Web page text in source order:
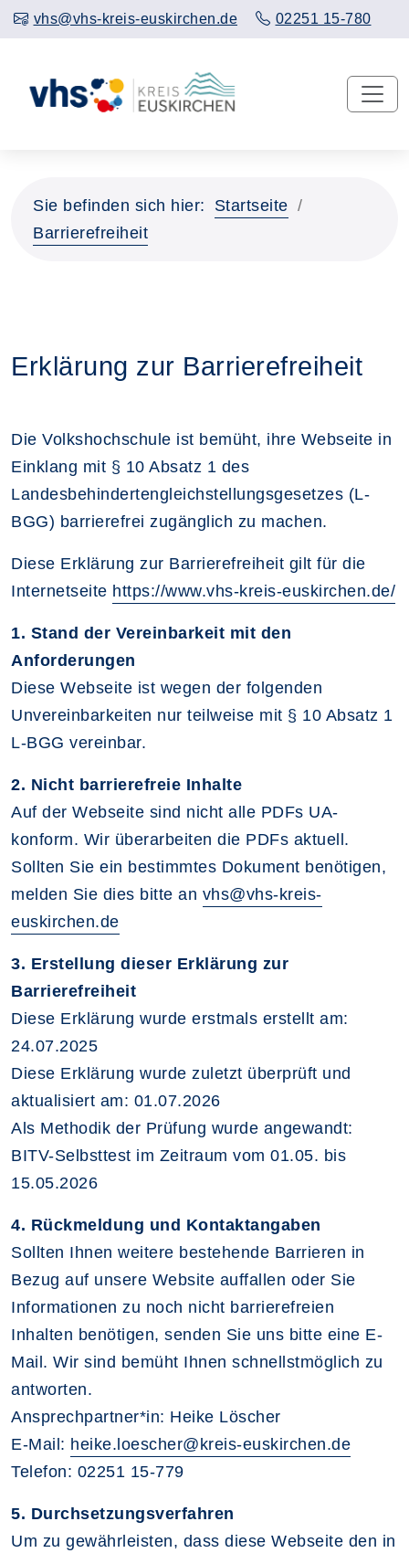
vhs@vhs-kreis-euskirchen.de 02251 15-780
Sie befinden sich hier:
Startseite
Barrierefreiheit
Erklärung zur Barrierefreiheit
Die Volkshochschule ist bemüht, ihre Webseite in
Einklang mit § 10 Absatz 1 des
Landesbehindertengleichstellungsgesetzes (L-
BGG) barrierefrei zugänglich zu machen.
Diese Erklärung zur Barrierefreiheit gilt für die
Internetseite https://www.vhs-kreis-euskirchen.de/
1. Stand der Vereinbarkeit mit den
Anforderungen
Diese Webseite ist wegen der folgenden
Unvereinbarkeiten nur teilweise mit § 10 Absatz 1
L-BGG vereinbar.
2. Nicht barrierefreie Inhalte
Auf der Webseite sind nicht alle PDFs UA-
konform. Wir überarbeiten die PDFs aktuell.
Sollten Sie ein bestimmtes Dokument benötigen,
melden Sie dies bitte an vhs@vhs-kreis-
euskirchen.de
3. Erstellung dieser Erklärung zur
Barrierefreiheit
Diese Erklärung wurde erstmals erstellt am:
24.07.2025
Diese Erklärung wurde zuletzt überprüft und
aktualisiert am: 01.07.2026
Als Methodik der Prüfung wurde angewandt:
BITV-Selbsttest im Zeitraum vom 01.05. bis
15.05.2026
4. Rückmeldung und Kontaktangaben
Sollten Ihnen weitere bestehende Barrieren in
Bezug auf unsere Website auffallen oder Sie
Informationen zu noch nicht barrierefreien
Inhalten benötigen, senden Sie uns bitte eine E-
Mail. Wir sind bemüht Ihnen schnellstmöglich zu
antworten.
Ansprechpartner*in: Heike Löscher
E-Mail: heike.loescher@kreis-euskirchen.de
Telefon: 02251 15-779
5. Durchsetzungsverfahren
Um zu gewährleisten, dass diese Webseite den in